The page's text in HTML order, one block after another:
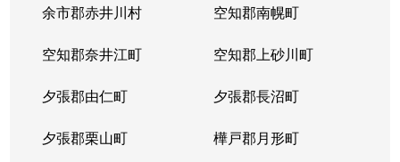
余市郡赤井川村 空知郡南幌町
空知郡奈井江町 空知郡上砂川町
夕張郡由仁町 夕張郡長沼町
夕張郡栗山町 樺戸郡月形町